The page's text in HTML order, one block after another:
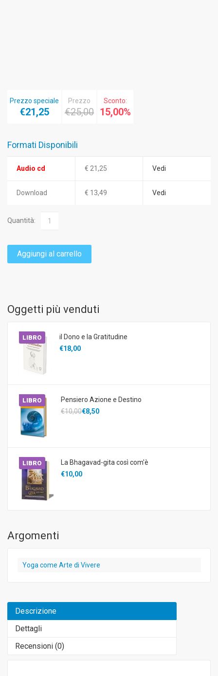
Prezzo speciale
€21,25
Prezzo
€25,00
Sconto:
15,00%
Formati Disponibili
Audio cd € 21,25 Vedi
Download € 13,49 Vedi
Quantità:
Aggiungi al carrello
Oggetti più venduti
LIBRO
il Dono e la Gratitudine
€18,00
LIBRO
Pensiero Azione e Destino
€10,00€8,50
LIBRO
La Bhagavad-gita così com'è
€10,00
Argomenti
Yoga come Arte di Vivere
Descrizione
Dettagli
Recensioni (0)